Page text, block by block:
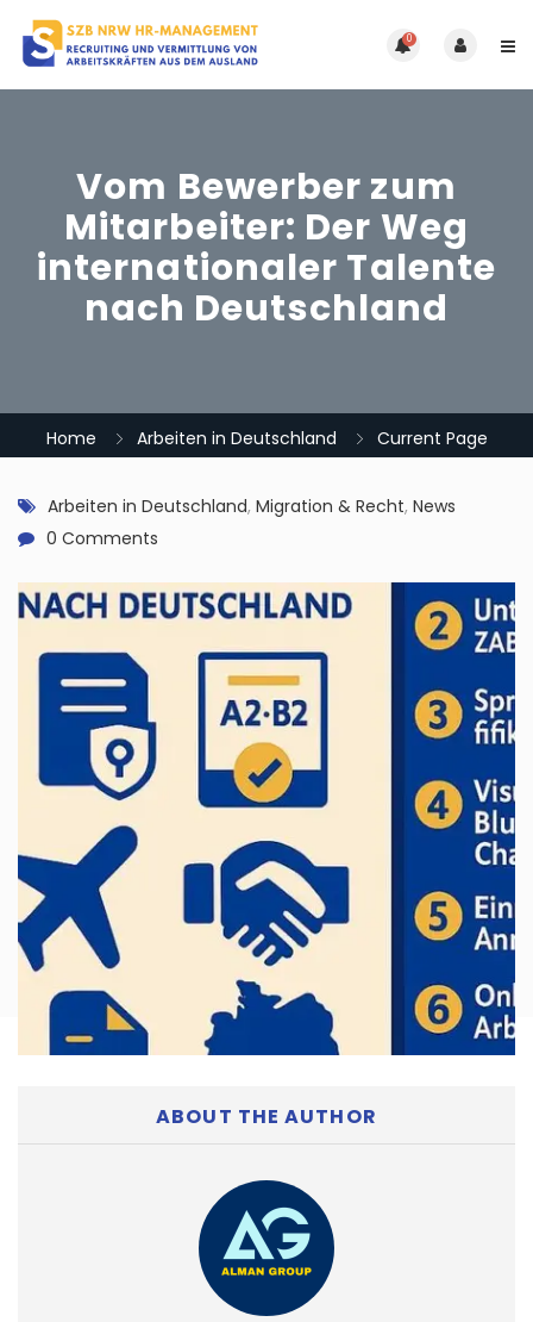
0
Vom Bewerber zum
Mitarbeiter: Der Weg
internationaler Talente
nach Deutschland
Home Arbeiten in Deutschland Current Page
Arbeiten in Deutschland, Migration & Recht, News
0 Comments
ABOUT THE AUTHOR